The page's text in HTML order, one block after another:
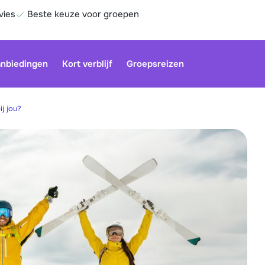
Beste keuze voor groepen
Kort verblijf Groepsreizen
Onze
jou?